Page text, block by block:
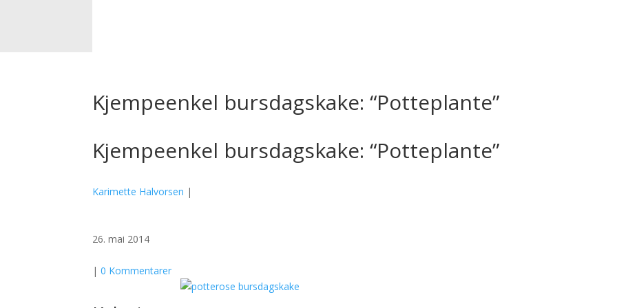
Kjempeenkel bursdagskake: “Potteplante”
Kjempeenkel bursdagskake: “Potteplante”
Karimette Halvorsen |
26. mai 2014
|0 Kommentarer